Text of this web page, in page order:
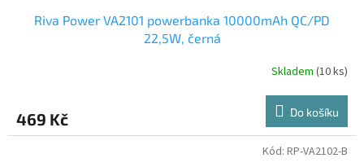
Riva Power VA2101 powerbanka 10000mAh QC/PD
22,5W, černá
Skladem (10 ks)
469 Kč Do košíku
Kód: RP-VA2102-B